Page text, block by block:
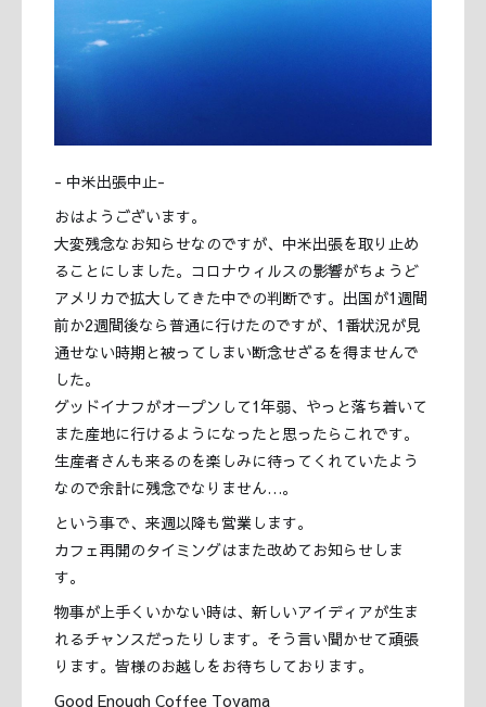
- 中米出張中止-
おはようございます。
大変残念なお知らせなのですが、中米出張を取り止め
ることにしました。コロナウィルスの影響がちょうど
アメリカで拡大してきた中での判断です。出国が1週間
前か2週間後なら普通に行けたのですが、1番状況が見
通せない時期と被ってしまい断念せざるを得ませんで
した。
グッドイナフがオープンして1年弱、やっと落ち着いて
また産地に行けるようになったと思ったらこれです。
生産者さんも来るのを楽しみに待ってくれていたよう
なので余計に残念でなりません…。
という事で、来週以降も営業します。
カフェ再開のタイミングはまた改めてお知らせしま
す。
物事が上手くいかない時は、新しいアイディアが生ま
れるチャンスだったりします。そう言い聞かせて頑張
ります。皆様のお越しをお待ちしております。
Good Enough Coffee Toyama